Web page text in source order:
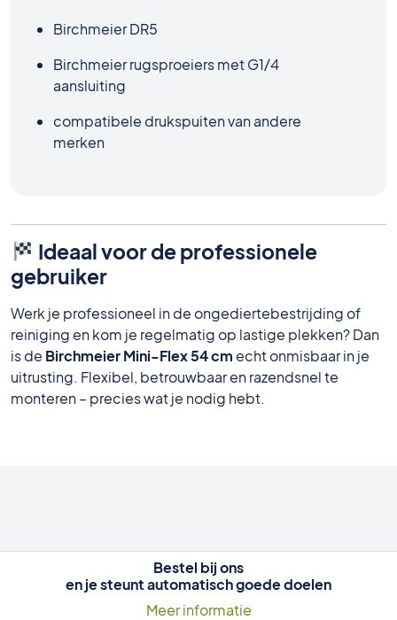
Birchmeier DR5
Birchmeier rugsproeiers met G1/4
aansluiting
compatibele drukspuiten van andere
merken
Ideaal voor de professionele
gebruiker
Werk je professioneel in de ongediertebestrijding of
reiniging en kom je regelmatig op lastige plekken? Dan
is de Birchmeier Mini-Flex 54 cm echt onmisbaar in je
uitrusting. Flexibel, betrouwbaar en razendsnel te
monteren – precies wat je nodig hebt.
Bestel bij ons
en je steunt automatisch goede doelen
Meer informatie